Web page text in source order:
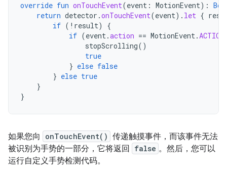
override fun onTouchEvent(event : MotionEvent):
return detector .onTouchEvent(event). let {
if ( ! result)
{
if (event.action == MotionEvent.
stopScrolling()
true
} else false
} else true
}
}
如果您向 onTouchEvent() 传递触摸事件，而该事件无法
被识别为手势的一部分，它将返回
false 。然后，您可以
运行自定义手势检测代码。